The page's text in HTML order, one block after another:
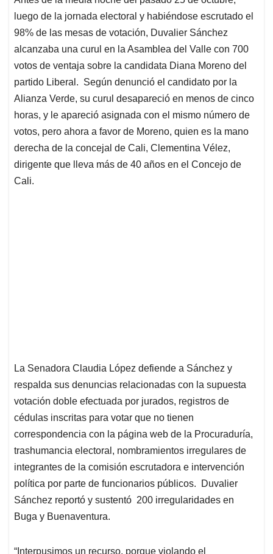
s
A
p
p
b
o
o
k
e
d
I
n
l
a
d
s
luego de la jornada electoral y habiéndose escrutado el
98% de las mesas de votación, Duvalier Sánchez
alcanzaba una curul en la Asamblea del Valle con 700
votos de ventaja sobre la candidata Diana Moreno del
partido Liberal. Según denunció el candidato por la
Alianza Verde, su curul desapareció en menos de cinco
horas, y le apareció asignada con el mismo número de
votos, pero ahora a favor de Moreno, quien es la mano
derecha de la concejal de Cali, Clementina Vélez,
dirigente que lleva más de 40 años en el Concejo de
Cali.
La Senadora Claudia López defiende a Sánchez y
respalda sus denuncias relacionadas con la supuesta
votación doble efectuada por jurados, registros de
cédulas inscritas para votar que no tienen
correspondencia con la página web de la Procuraduría,
trashumancia electoral, nombramientos irregulares de
integrantes de la comisión escrutadora e intervención
política por parte de funcionarios públicos. Duvalier
Sánchez reportó y sustentó 200 irregularidades en
Buga y Buenaventura.
“Interpusimos un recurso, porque violando el